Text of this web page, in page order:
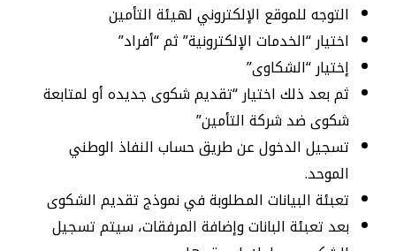
التوجه للموقع الإلكتروني لهيئة التأمين
اختيار “الخدمات الإلكترونية” ثم “أفراد”
إختيار “الشكاوى”
ثم بعد ذلك اختيار “تقديم شكوى جديده أو لمتابعة
شكوى ضد شركة التأمين”
تسجيل الدخول عن طريق حساب النفاذ الوطني
الموحد.
تعبئة البيانات المطلوبة في نموذج تقديم الشكوى
بعد تعبئة البانات وإضافة المرفقات، سيتم تسجيل